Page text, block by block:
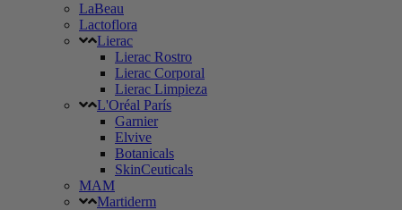
LaBeau
Lactoflora
Lierac
Lierac Rostro
Lierac Corporal
Lierac Limpieza
L'Oréal París
Garnier
Elvive
Botanicals
SkinCeuticals
MAM
Martiderm